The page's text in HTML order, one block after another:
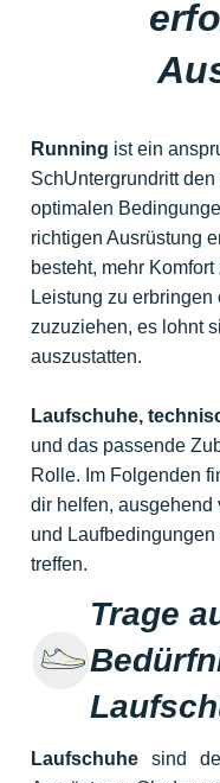
Running ist ein
SchUntergrundritt
optimalen
richtigen Ausrüstung
besteht, mehr
Leistung zu
zuzuziehen, es lohnt
auszustatten.
Laufschuhe,
und das passende
Rolle. Im Folgenden
dir helfen,
und
treffen.
Trage
Laufschuhe sind